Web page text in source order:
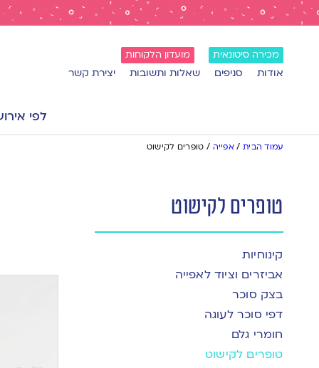
מכירה סיטונאית מועדון הלקוחות
אודות סניפים שאלות ותשובות יצירת קשר
לפי
עמוד הבית / אפייה / טופרים לקישוט
טופרים לקישוט
קינוחיות
אביזרים וציוד לאפייה
בצק סוכר
דפי סוכר לעוגה
חומרי גלם
טופרים לקישוט